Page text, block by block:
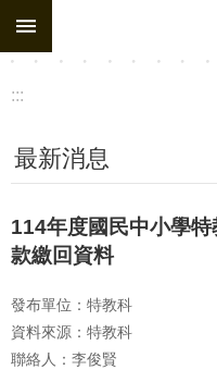
跳到主要內容區塊
:::
最新消息
114年度國民中小學
款繳回資料
發布單位：特教科
資料來源：特教科
聯絡人：李俊賢